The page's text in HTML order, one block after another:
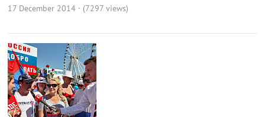
17 December 2014 · (7297 views)